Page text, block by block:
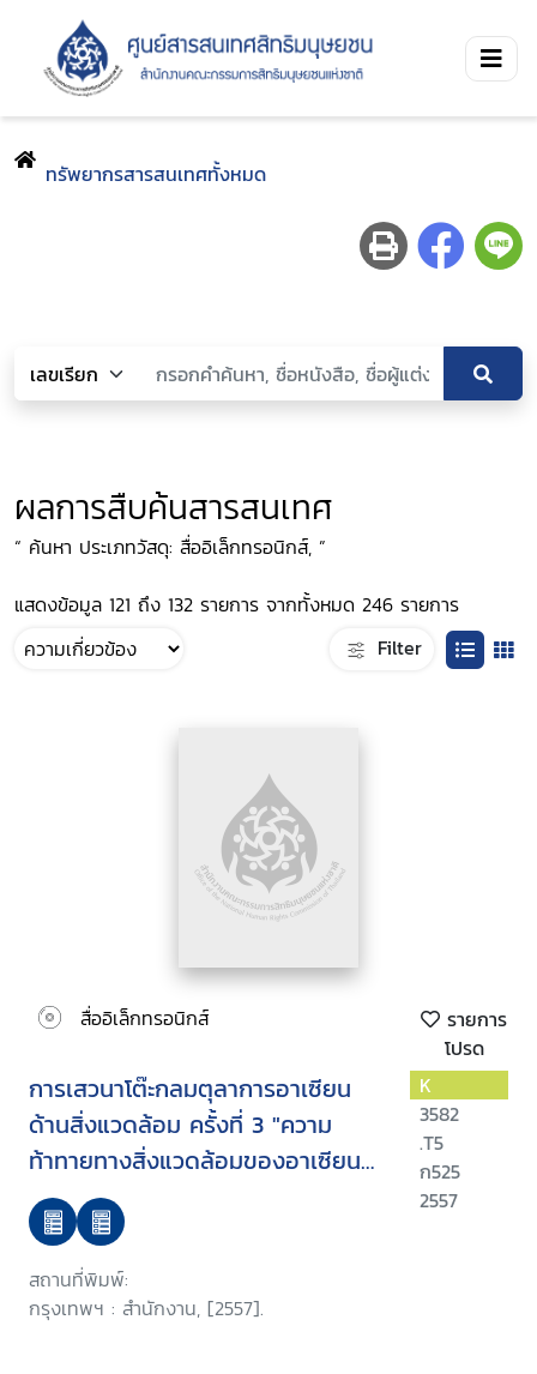
ทรัพยากรสารสนเทศทั้งหมด
ผลการสืบค้นสารสนเทศ
“ ค้นหา ประเภทวัสดุ: สื่ออิเล็กทรอนิกส์, ”
แสดงข้อมูล 121 ถึง 132 รายการ จากทั้งหมด 246 รายการ
Filter
สื่ออิเล็กทรอนิกส์
รายการ
โปรด
การเสวนาโต๊ะกลมตุลาการอาเซียน
ด้านสิ่งแวดล้อม ครั้งที่ 3 "ความ
ท้าทายทางสิ่งแวดล้อมของอาเซียน
กับบทบาทของศาล" 15-18
พฤศจิกายน 2556
สถานที่พิมพ์:
กรุงเทพฯ : สำนักงาน, [2557].
K
3582
.T5
ก525
2557